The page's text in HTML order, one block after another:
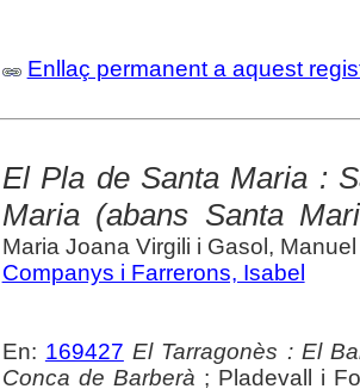
Enllaç permanent a aquest
El Pla de Santa Maria :
Maria (abans Santa
Maria Joana Virgili i Gasol,
Companys i Farrerons, Isabel
En: 169427 El Tarragonès : El
Conca de Barberà ; Pladevall i